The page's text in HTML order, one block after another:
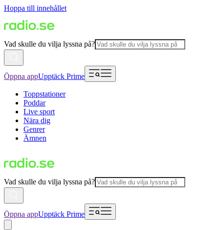
Hoppa till innehållet
Vad skulle du vilja lyssna på?
Öppna appUpptäck Prime
Toppstationer
Poddar
Live sport
Nära dig
Genrer
Ämnen
Vad skulle du vilja lyssna på?
Öppna appUpptäck Prime